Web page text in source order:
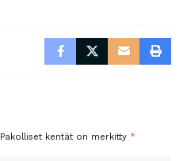
Pakolliset kentät on merkitty *